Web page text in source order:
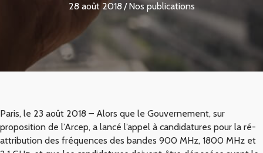
28 août 2018 / Nos publications
Paris, le 23 août 2018 – Alors que le Gouvernement, sur
proposition de l’Arcep, a lancé l’appel à candidatures pour la ré-
attribution des fréquences des bandes 900 MHz, 1800 MHz et